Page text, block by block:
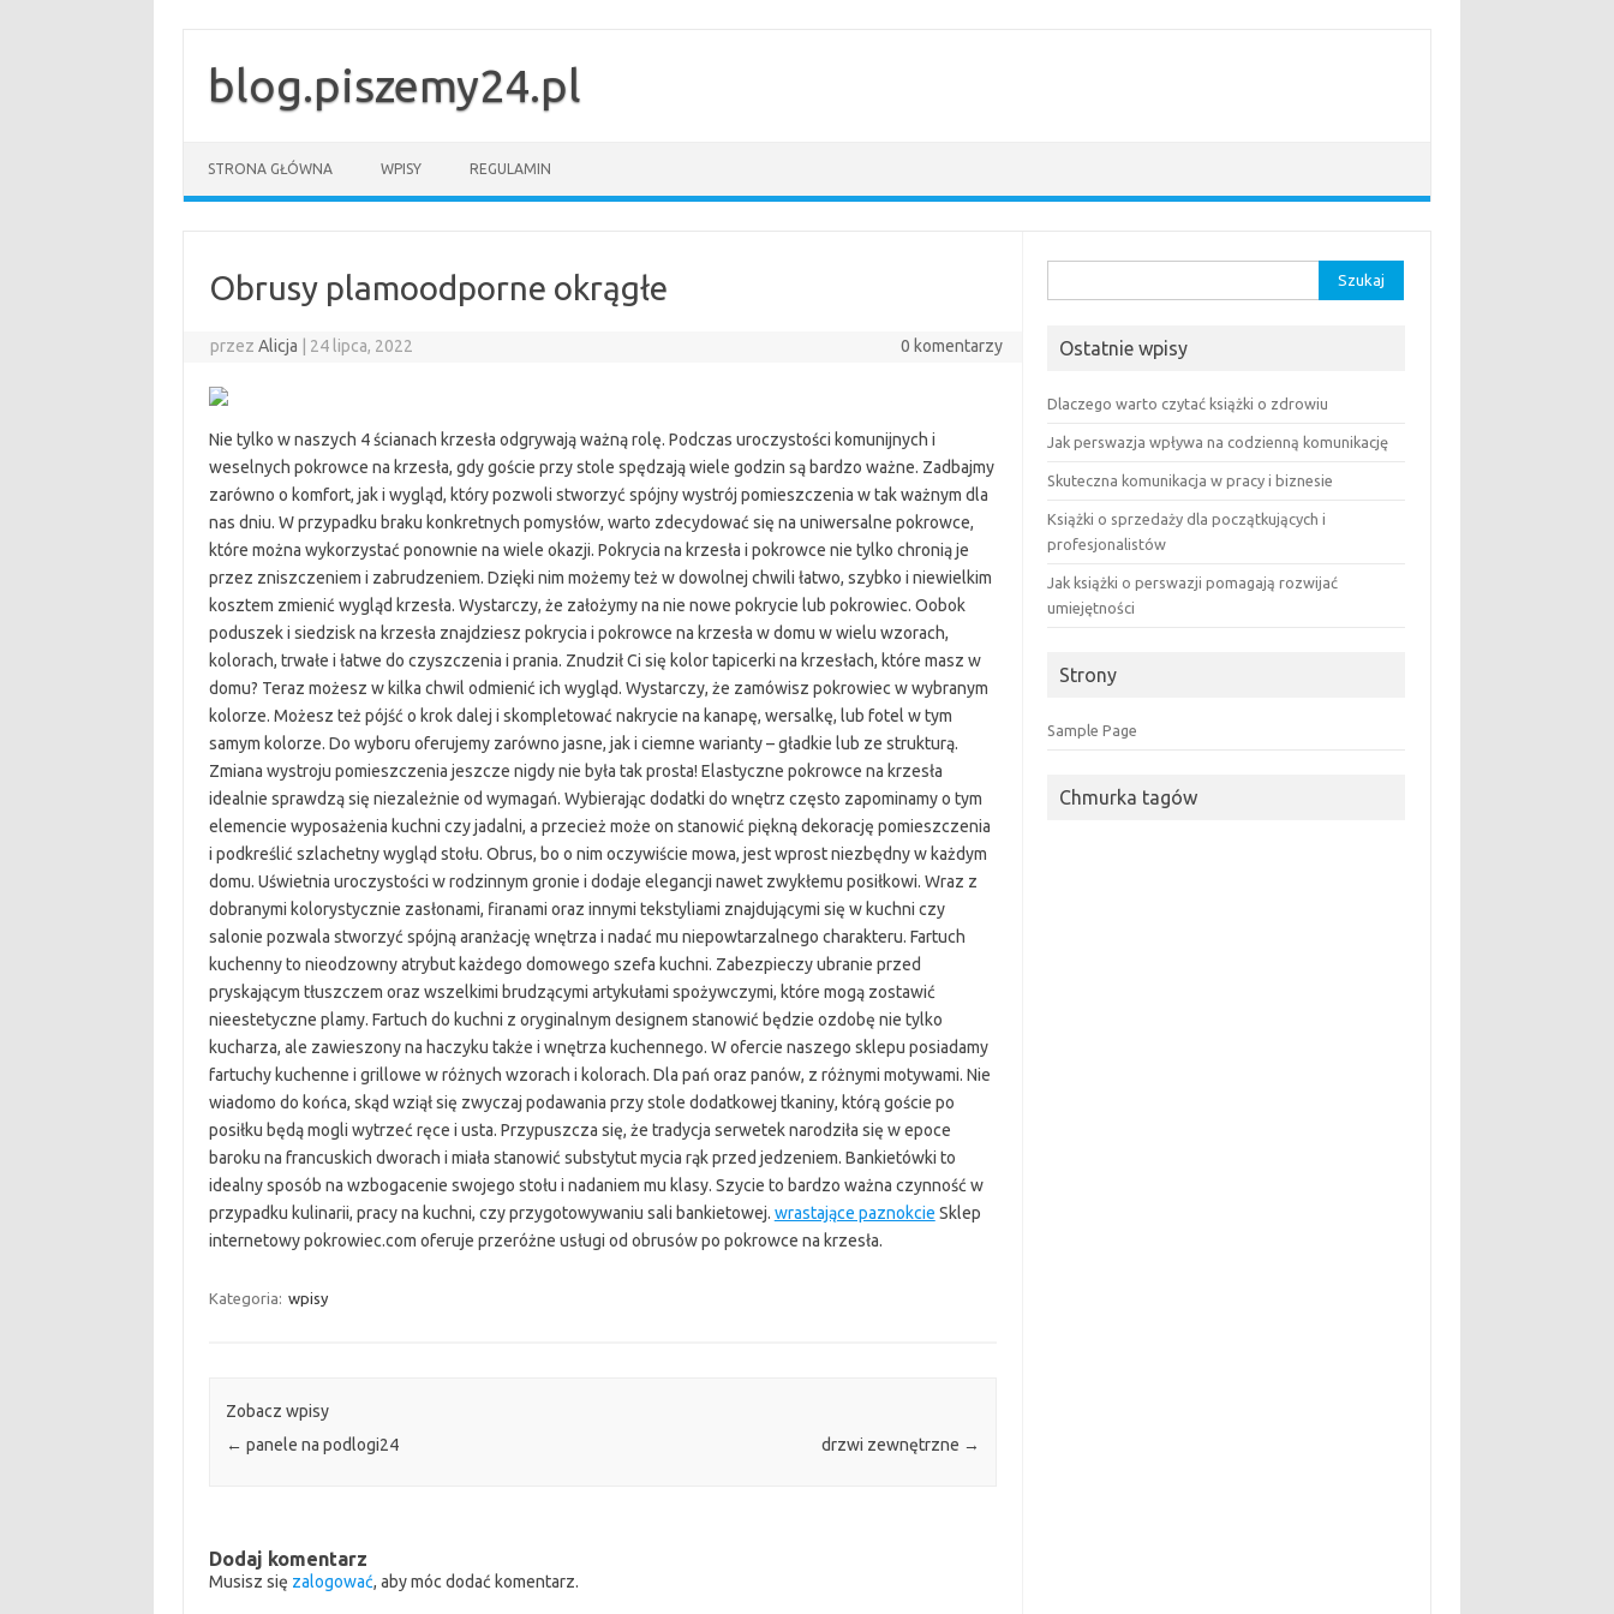
treściblog.piszemy24.pl
STRONA GŁÓWNA WPISY REGULAMIN
Obrusy plamoodporne okrągłe
przezAlicja 24 lipca, 2022 0 komentarzy
Nie tylko w naszych 4 ścianach krzesła odgrywają ważną rolę. Podczas uroczystości komunijnych i
weselnych pokrowce na krzesła, gdy goście przy stole spędzają wiele godzin są bardzo ważne. Zadbajmy
zarówno o komfort, jak i wygląd, który pozwoli stworzyć spójny wystrój pomieszczenia w tak ważnym dla
nas dniu. W przypadku braku konkretnych pomysłów, warto zdecydować się na uniwersalne pokrowce,
które można wykorzystać ponownie na wiele okazji. Pokrycia na krzesła i pokrowce nie tylko chronią je
przez zniszczeniem i zabrudzeniem. Dzięki nim możemy też w dowolnej chwili łatwo, szybko i niewielkim
kosztem zmienić wygląd krzesła. Wystarczy, że założymy na nie nowe pokrycie lub pokrowiec. Oobok
poduszek i siedzisk na krzesła znajdziesz pokrycia i pokrowce na krzesła w domu w wielu wzorach,
kolorach, trwałe i łatwe do czyszczenia i prania. Znudził Ci się kolor tapicerki na krzesłach, które masz w
domu? Teraz możesz w kilka chwil odmienić ich wygląd. Wystarczy, że zamówisz pokrowiec w wybranym
kolorze. Możesz też pójść o krok dalej i skompletować nakrycie na kanapę, wersalkę, lub fotel w tym
samym kolorze. Do wyboru oferujemy zarówno jasne, jak i ciemne warianty – gładkie lub ze strukturą.
Zmiana wystroju pomieszczenia jeszcze nigdy nie była tak prosta! Elastyczne pokrowce na krzesła
idealnie sprawdzą się niezależnie od wymagań. Wybierając dodatki do wnętrz często zapominamy o tym
elemencie wyposażenia kuchni czy jadalni, a przecież może on stanowić piękną dekorację pomieszczenia
i podkreślić szlachetny wygląd stołu. Obrus, bo o nim oczywiście mowa, jest wprost niezbędny w każdym
domu. Uświetnia uroczystości w rodzinnym gronie i dodaje elegancji nawet zwykłemu posiłkowi. Wraz z
dobranymi kolorystycznie zasłonami, firanami oraz innymi tekstyliami znajdującymi się w kuchni czy
salonie pozwala stworzyć spójną aranżację wnętrza i nadać mu niepowtarzalnego charakteru. Fartuch
kuchenny to nieodzowny atrybut każdego domowego szefa kuchni. Zabezpieczy ubranie przed
pryskającym tłuszczem oraz wszelkimi brudzącymi artykułami spożywczymi, które mogą zostawić
nieestetyczne plamy. Fartuch do kuchni z oryginalnym designem stanowić będzie ozdobę nie tylko
kucharza, ale zawieszony na haczyku także i wnętrza kuchennego. W ofercie naszego sklepu posiadamy
fartuchy kuchenne i grillowe w różnych wzorach i kolorach. Dla pań oraz panów, z różnymi motywami. Nie
wiadomo do końca, skąd wziął się zwyczaj podawania przy stole dodatkowej tkaniny, którą goście po
posiłku będą mogli wytrzeć ręce i usta. Przypuszcza się, że tradycja serwetek narodziła się w epoce
baroku na francuskich dworach i miała stanowić substytut mycia rąk przed jedzeniem. Bankietówki to
idealny sposób na wzbogacenie swojego stołu i nadaniem mu klasy. Szycie to bardzo ważna czynność w
przypadku kulinarii, pracy na kuchni, czy przygotowywaniu sali bankietowej. wrastające paznokcie Sklep
internetowy pokrowiec.com oferuje przeróżne usługi od obrusów po pokrowce na krzesła.
Kategoria: wpisy
Zobacz wpisy
← panele na podlogi24 drzwi zewnętrzne →
Dodaj komentarz
Musisz się zalogować, aby móc dodać komentarz.
Ostatnie wpisy
Dlaczego warto czytać książki o zdrowiu
Jak perswazja wpływa na codzienną komunikację
Skuteczna komunikacja w pracy i biznesie
Książki o sprzedaży dla początkujących i
profesjonalistów
Jak książki o perswazji pomagają rozwijać
umiejętności
Strony
Sample Page
Chmurka tagów